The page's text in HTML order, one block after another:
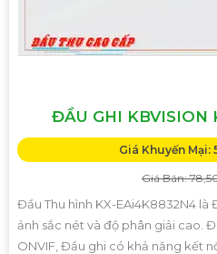
ĐẦU GHI KBVISION
Giá Khuyến Mại:
Giá Bán:
Đầu Thu hình KX-EAi4K8832N4
ảnh sắc nét và độ phân giải cao.
ONVIF, Đầu ghi có khả năng kết